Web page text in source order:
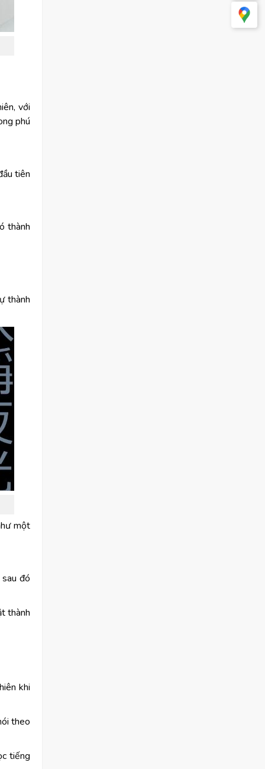
với
phú
tiên
thành
thành
một
đó
thành
khi
theo
tiếng